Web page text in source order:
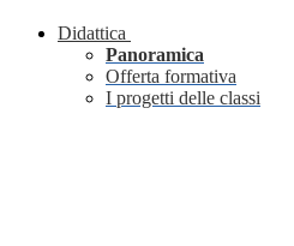
Didattica
Panoramica
Offerta formativa
I progetti delle classi